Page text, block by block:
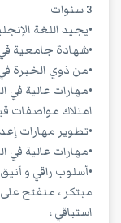
3 سنوات
•يجيد اللغة
•شهادة جامعية في
•من ذوي الخبرة
•مهارات عالية
امتلاك مواصفات
•تطوير مهارات
•مهارات عالية في
•أسلوب راقي و
مبتكر ، منفتح على
استباقي ،